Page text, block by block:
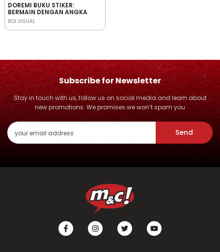
DOREMI BUKU STIKER:
BERMAIN DENGAN ANGKA
ROI VISUAL
Subscribe for Newsletter
Stay in touch with us, follow us on social media and learn about
new promotions. We promises we won’t spam you
Send